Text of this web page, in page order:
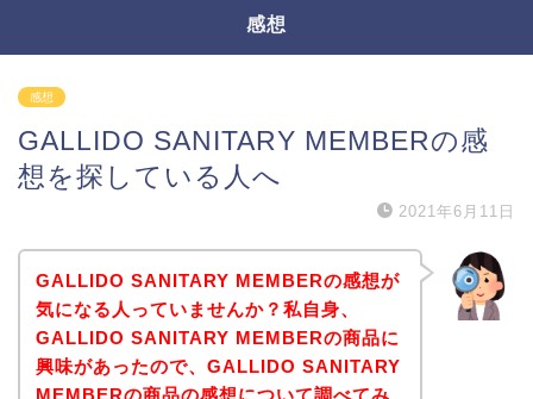
感想
感想
GALLIDO SANITARY MEMBERの感
想を探している人へ
2021年6月11日
GALLIDO SANITARY MEMBERの感想が
気になる人っていませんか？私自身、
GALLIDO SANITARY MEMBERの商品に
興味があったので、GALLIDO SANITARY
MEMBERの商品の感想について調べてみ